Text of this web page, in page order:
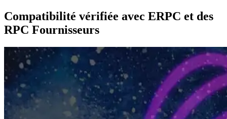
Compatibilité vérifiée avec ERPC et des
RPC Fournisseurs